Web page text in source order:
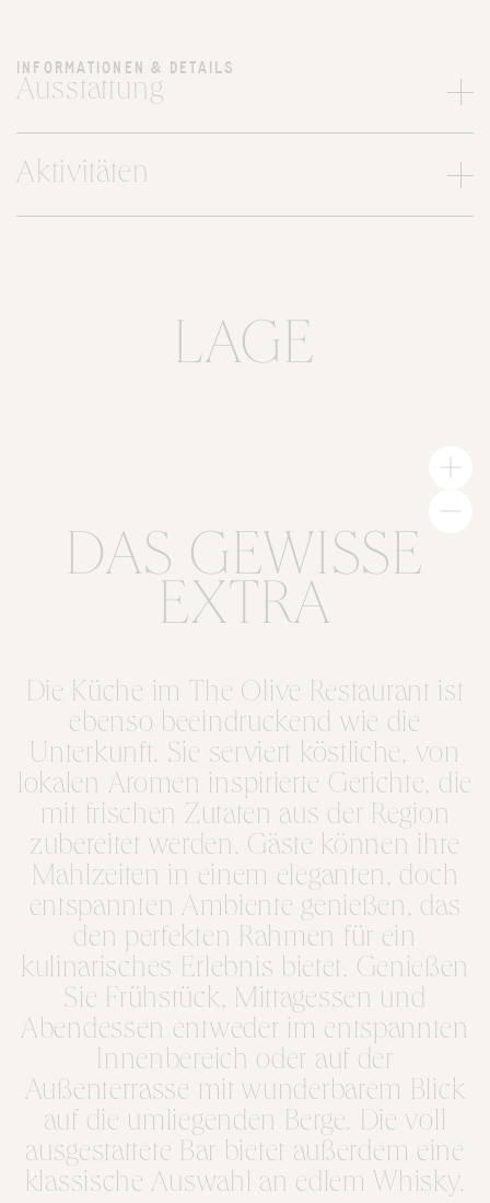
INFORMATIONEN & DETAILS
Ausstattung
Aktivitäten
LAGE
DAS GEWISSE
EXTRA
Die Küche im The Olive Restaurant ist
ebenso beeindruckend wie die
Unterkunft. Sie serviert köstliche, von
lokalen Aromen inspirierte Gerichte, die
mit frischen Zutaten aus der Region
zubereitet werden. Gäste können ihre
Mahlzeiten in einem eleganten, doch
entspannten Ambiente genießen, das
den perfekten Rahmen für ein
kulinarisches Erlebnis bietet. Genießen
Sie Frühstück, Mittagessen und
Abendessen entweder im entspannten
Innenbereich oder auf der
Außenterrasse mit wunderbarem Blick
auf die umliegenden Berge. Die voll
ausgestattete Bar bietet außerdem eine
klassische Auswahl an edlem Whisky.